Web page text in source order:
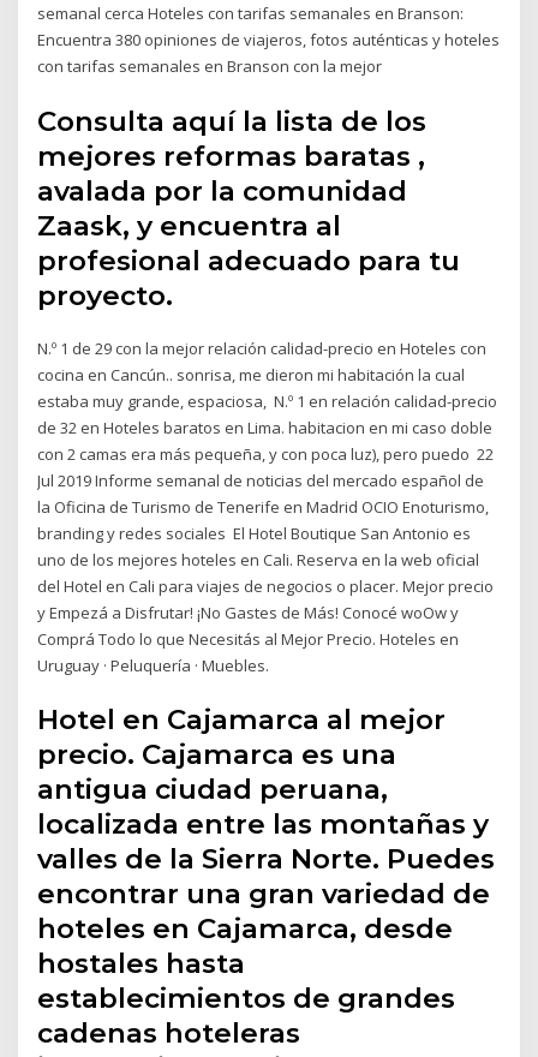
semanal cerca Hoteles con tarifas semanales en Branson:
Encuentra 380 opiniones de viajeros, fotos auténticas y hoteles
con tarifas semanales en Branson con la mejor
Consulta aquí la lista de los
mejores reformas baratas ,
avalada por la comunidad
Zaask, y encuentra al
profesional adecuado para tu
proyecto.
N.º 1 de 29 con la mejor relación calidad-precio en Hoteles con
cocina en Cancún.. sonrisa, me dieron mi habitación la cual
estaba muy grande, espaciosa, N.º 1 en relación calidad-precio
de 32 en Hoteles baratos en Lima. habitacion en mi caso doble
con 2 camas era más pequeña, y con poca luz), pero puedo 22
Jul 2019 Informe semanal de noticias del mercado español de
la Oficina de Turismo de Tenerife en Madrid OCIO Enoturismo,
branding y redes sociales El Hotel Boutique San Antonio es
uno de los mejores hoteles en Cali. Reserva en la web oficial
del Hotel en Cali para viajes de negocios o placer. Mejor precio
y Empezá a Disfrutar! ¡No Gastes de Más! Conocé woOw y
Comprá Todo lo que Necesitás al Mejor Precio. Hoteles en
Uruguay · Peluquería · Muebles.
Hotel en Cajamarca al mejor
precio. Cajamarca es una
antigua ciudad peruana,
localizada entre las montañas y
valles de la Sierra Norte. Puedes
encontrar una gran variedad de
hoteles en Cajamarca, desde
hostales hasta
establecimientos de grandes
cadenas hoteleras